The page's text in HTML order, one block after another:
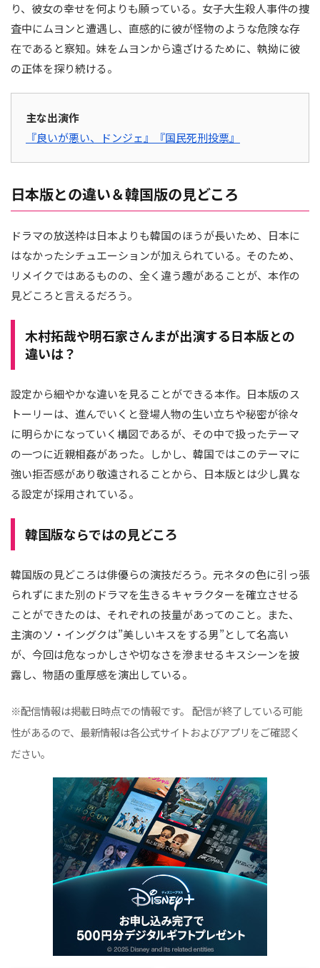
り、彼女の幸せを何よりも願っている。女子大生殺人事件の捜
査中にムヨンと遭遇し、直感的に彼が怪物のような危険な存
在であると察知。妹をムヨンから遠ざけるために、執拗に彼
の正体を探り続ける。
主な出演作
『良いが悪い、ドンジェ』
『国民死刑投票』
日本版との違い＆韓国版の見どころ
ドラマの放送枠は日本よりも韓国のほうが長いため、日本に
はなかったシチュエーションが加えられている。そのため、
リメイクではあるものの、全く違う趣があることが、本作の
見どころと言えるだろう。
木村拓哉や明石家さんまが出演する日本版との
違いは？
設定から細やかな違いを見ることができる本作。日本版のス
トーリーは、進んでいくと登場人物の生い立ちや秘密が徐々
に明らかになっていく構図であるが、その中で扱ったテーマ
の一つに近親相姦があった。しかし、韓国ではこのテーマに
強い拒否感があり敬遠されることから、日本版とは少し異な
る設定が採用されている。
韓国版ならではの見どころ
韓国版の見どころは俳優らの演技だろう。元ネタの色に引っ張
られずにまた別のドラマを生きるキャラクターを確立させる
ことができたのは、それぞれの技量があってのこと。また、
主演のソ・イングクは”美しいキスをする男”として名高い
が、今回は危なっかしさや切なさを滲ませるキスシーンを披
露し、物語の重厚感を演出している。
※配信情報は掲載日時点での情報です。 配信が終了している可能
性があるので、最新情報は各公式サイトおよびアプリをご確認く
ださい。